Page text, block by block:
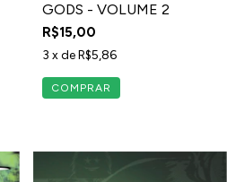
GODS - VOLUME 2
R$15,00
3 x deR$5,86